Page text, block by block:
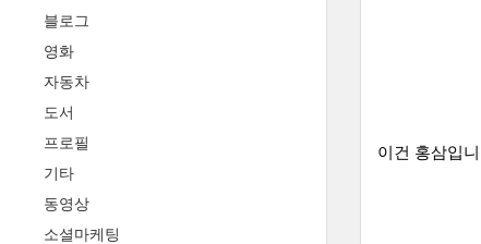
블로그
영화
자동차
도서
프로필
기타
동영상
소셜마케팅
이건 홍삼입